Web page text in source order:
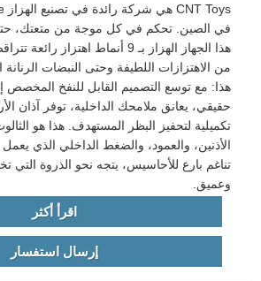
في الصين. تحكم في كل موجة من متعتك، حتى
هذا الجهاز الهزاز بـ 9 أنماط
من الاهتزازات اللطيفة وحتى النبضات الرنانة
هذا: مع توسع التصميم القابل للنفخ
تكميلية لتحفيز البظر المستهدف. هذا هو
الأذنين، والعمود، والضغط الداخلي الذي
تناغم بارع للأحاسيس، يتجه نحو الذروة
وعميق.
اقرأ أكثر
إرسال استفسار